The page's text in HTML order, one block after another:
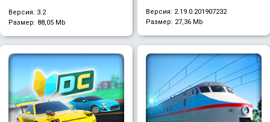
Версия: 3.2
Размер: 88,05 Mb
Версия: 2.19.0.201907232
Размер: 27,36 Mb